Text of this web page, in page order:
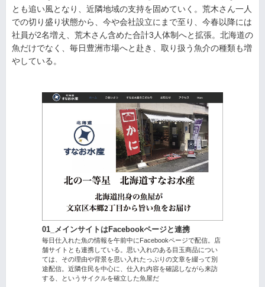
とも追い風となり、近隣地域の支持を固めていく。荒木さん一人
での切り盛り状態から、今や会社設立にまで至り、今春以降には
社員が2名増え、荒木さん含めた合計3人体制へと拡張。北海道の
魚だけでなく、毎日豊洲市場へと赴き、取り扱う魚介の種類も増
やしている。
01_メインサイトはFacebookページと連携
毎日仕入れた魚の情報を午前中にFacebookページで配信。店
舗サイトとも連携している。思い入れのある目玉商品につい
ては、その理由や背景を思い入れたっぷりの文章を綴って別
途配信。近隣住民を中心に、仕入れ内容を確認しながら来訪
する、というサイクルを確立した魚屋だ